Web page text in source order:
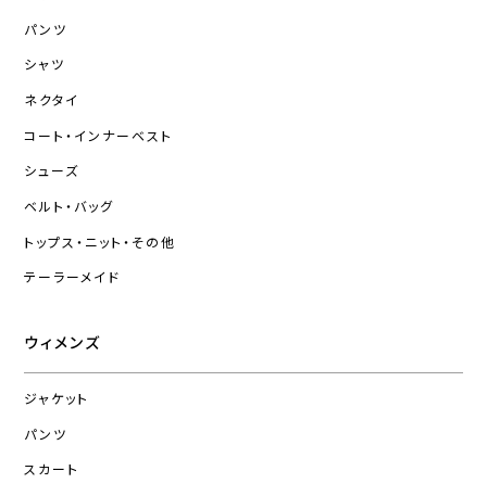
パンツ
シャツ
ネクタイ
コート・インナーベスト
シューズ
ベルト・バッグ
トップス・ニット・その他
テーラーメイド
ウィメンズ
ジャケット
パンツ
スカート